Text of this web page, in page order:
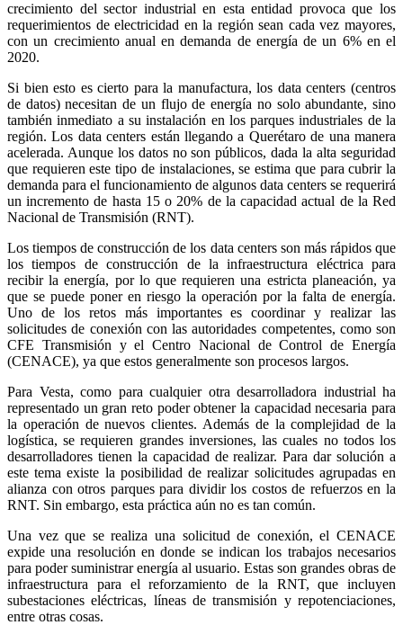
crecimiento del sector industrial en esta entidad provoca que los
requerimientos de electricidad en la región sean cada vez mayores,
con un crecimiento anual en demanda de energía de un 6% en el
2020.
Si bien esto es cierto para la manufactura, los data centers (centros
de datos) necesitan de un flujo de energía no solo abundante, sino
también inmediato a su instalación en los parques industriales de la
región. Los data centers están llegando a Querétaro de una manera
acelerada. Aunque los datos no son públicos, dada la alta seguridad
que requieren este tipo de instalaciones, se estima que para cubrir la
demanda para el funcionamiento de algunos data centers se requerirá
un incremento de hasta 15 o 20% de la capacidad actual de la Red
Nacional de Transmisión (RNT).
Los tiempos de construcción de los data centers son más rápidos que
los tiempos de construcción de la infraestructura eléctrica para
recibir la energía, por lo que requieren una estricta planeación, ya
que se puede poner en riesgo la operación por la falta de energía.
Uno de los retos más importantes es coordinar y realizar las
solicitudes de conexión con las autoridades competentes, como son
CFE Transmisión y el Centro Nacional de Control de Energía
(CENACE), ya que estos generalmente son procesos largos.
Para Vesta, como para cualquier otra desarrolladora industrial ha
representado un gran reto poder obtener la capacidad necesaria para
la operación de nuevos clientes. Además de la complejidad de la
logística, se requieren grandes inversiones, las cuales no todos los
desarrolladores tienen la capacidad de realizar. Para dar solución a
este tema existe la posibilidad de realizar solicitudes agrupadas en
alianza con otros parques para dividir los costos de refuerzos en la
RNT. Sin embargo, esta práctica aún no es tan común.
Una vez que se realiza una solicitud de conexión, el CENACE
expide una resolución en donde se indican los trabajos necesarios
para poder suministrar energía al usuario. Estas son grandes obras de
infraestructura para el reforzamiento de la RNT, que incluyen
subestaciones eléctricas, líneas de transmisión y repotenciaciones,
entre otras cosas.